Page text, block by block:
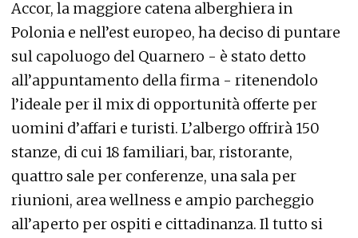
Accor, la maggiore catena alberghiera in
Polonia e nell’est europeo, ha deciso di puntare
sul capoluogo del Quarnero - è stato detto
all’appuntamento della firma - ritenendolo
l’ideale per il mix di opportunità offerte per
uomini d’affari e turisti. L’albergo offrirà 150
stanze, di cui 18 familiari, bar, ristorante,
quattro sale per conferenze, una sala per
riunioni, area wellness e ampio parcheggio
all’aperto per ospiti e cittadinanza. Il tutto si